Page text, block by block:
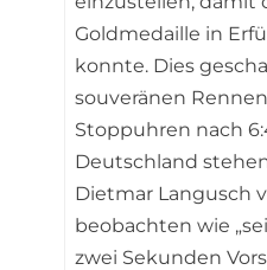
Goldmedaille in
konnte. Dies
souveränen
Stoppuhren nach
Deutschland
Dietmar Langusch
beobachten wie
zwei Sekunden